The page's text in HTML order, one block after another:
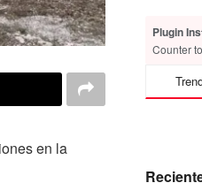
en la
Plugin
Counter